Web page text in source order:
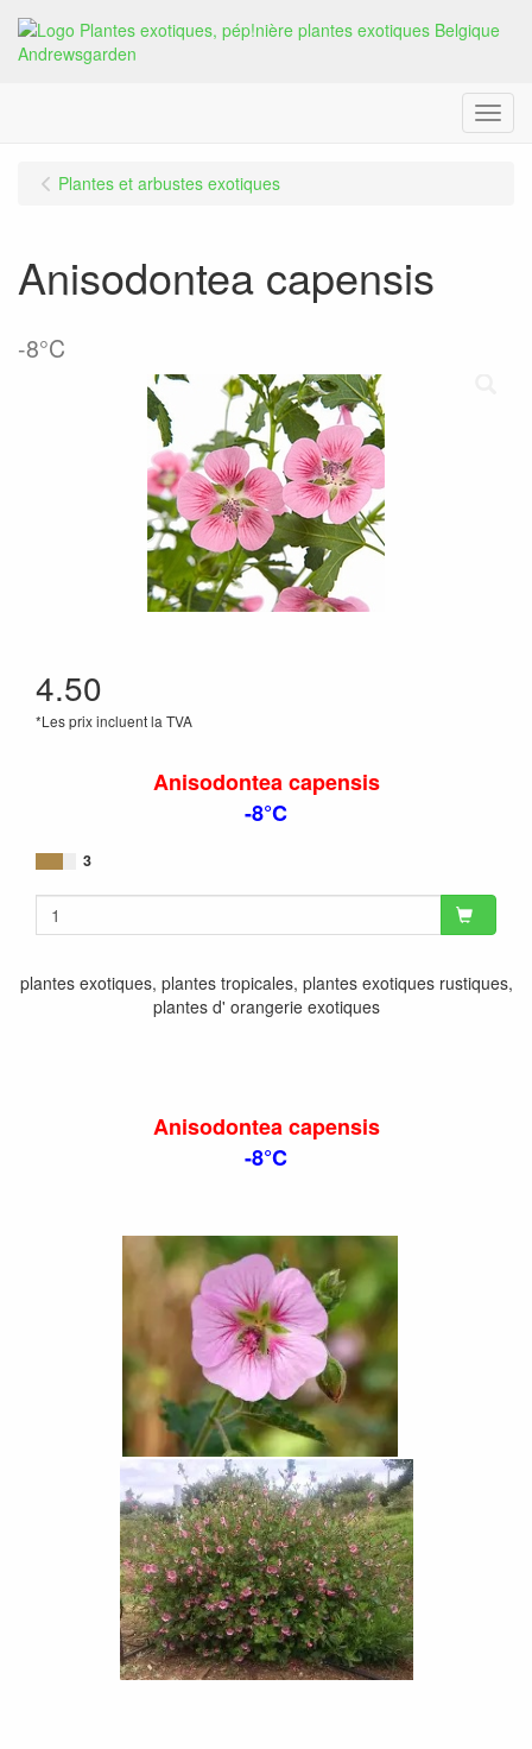
Menu
Plantes et arbustes exotiques
Anisodontea capensis
-8°C
4.50
*Les prix incluent la TVA
Anisodontea capensis
-8°C
3
plantes exotiques, plantes tropicales, plantes exotiques rustiques,
plantes d' orangerie exotiques
Anisodontea capensis
-8°C